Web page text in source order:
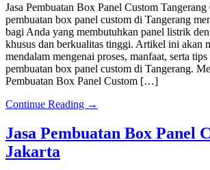
Jasa Pembuatan Box Panel Custom
pembuatan box panel custom di Tangerang
bagi Anda yang membutuhkan panel listrik
khusus dan berkualitas tinggi. Artikel ini akan
mendalam mengenai proses, manfaat, serta tips
pembuatan box panel custom di Tangerang.
Pembuatan Box Panel Custom […]
Continue Reading →
Jasa Pembuatan Box Panel
Jakarta